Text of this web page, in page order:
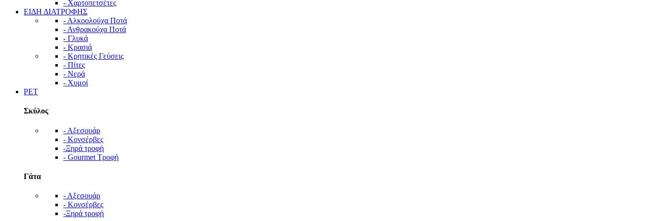
- Χαρτοπετσέτες
ΕΙΔΗ ΔΙΑΤΡΟΦΗΣ
- Αλκοολούχα Ποτά
- Ανθρακούχα Ποτά
- Γλυκά
- Κρασιά
- Κρητικές Γεύσεις
- Πίτες
- Νερά
- Χυμοί
PET
Σκύλος
- Αξεσουάρ
- Κονσέρβες
-Ξηρά τροφή
- Gourmet Τροφή
Γάτα
- Αξεσουάρ
- Κονσέρβες
-Ξηρά τροφή